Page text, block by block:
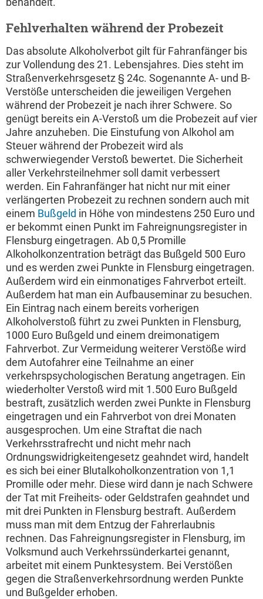
Fehlverhalten während der Probezeit
Das absolute Alkoholverbot gilt für Fahranfänger bis
zur Vollendung des 21. Lebensjahres. Dies steht im
Straßenverkehrsgesetz § 24c. Sogenannte A- und B-
Verstöße unterscheiden die jeweiligen Vergehen
während der Probezeit je nach ihrer Schwere. So
genügt bereits ein A-Verstoß um die Probezeit auf vier
Jahre anzuheben. Die Einstufung von Alkohol am
Steuer während der Probezeit wird als
schwerwiegender Verstoß bewertet. Die Sicherheit
aller Verkehrsteilnehmer soll damit verbessert
werden. Ein Fahranfänger hat nicht nur mit einer
verlängerten Probezeit zu rechnen sondern auch mit
einem Bußgeld in Höhe von mindestens 250 Euro und
er bekommt einen Punkt im Fahreignungsregister in
Flensburg eingetragen. Ab 0,5 Promille
Alkoholkonzentration beträgt das Bußgeld 500 Euro
und es werden zwei Punkte in Flensburg eingetragen.
Außerdem wird ein einmonatiges Fahrverbot erteilt.
Außerdem hat man ein Aufbauseminar zu besuchen.
Ein Eintrag nach einem bereits vorherigen
Alkoholverstoß führt zu zwei Punkten in Flensburg,
1000 Euro Bußgeld und einem dreimonatigem
Fahrverbot. Zur Vermeidung weiterer Verstöße wird
dem Autofahrer eine Teilnahme an einer
verkehrspsychologischen Beratung angetragen. Ein
wiederholter Verstoß wird mit 1.500 Euro Bußgeld
bestraft, zusätzlich werden zwei Punkte in Flensburg
eingetragen und ein Fahrverbot von drei Monaten
ausgesprochen. Um eine Straftat die nach
Verkehrsstrafrecht und nicht mehr nach
Ordnungswidrigkeitengesetz geahndet wird, handelt
es sich bei einer Blutalkoholkonzentration von 1,1
Promille oder mehr. Diese wird dann je nach Schwere
der Tat mit Freiheits- oder Geldstrafen geahndet und
mit drei Punkten in Flensburg bestraft. Außerdem
muss man mit dem Entzug der Fahrerlaubnis
rechnen. Das Fahreignungsregister in Flensburg, im
Volksmund auch Verkehrssünderkartei genannt,
arbeitet mit einem Punktesystem. Bei Verstößen
gegen die Straßenverkehrsordnung werden Punkte
und Bußgelder erhoben.